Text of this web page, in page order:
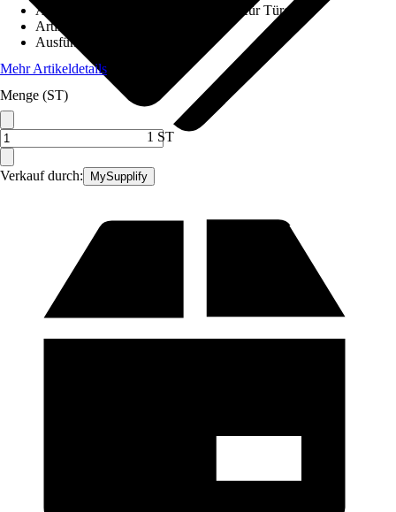
Verkauf durch: MySupplify
Anwendungsbereich
Insektenschutz für Türen
Artikeltyp
Ausführung
Mehr Artikeldetails
Menge (ST)
1 ST